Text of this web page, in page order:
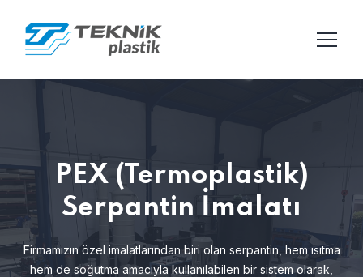
PEX (Termoplastik)
Serpantin İmalatı
Firmamızın özel imalatlarından biri olan serpantin, hem ısıtma
hem de soğutma amacıyla kullanılabilen bir sistem olarak,